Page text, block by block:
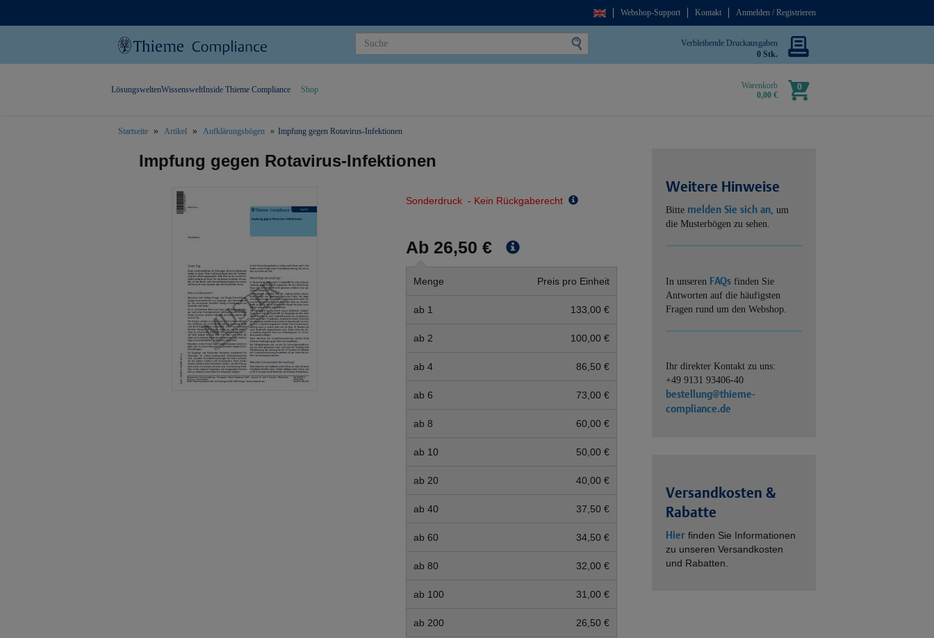
Webshop-Support Kontakt Anmelden / Registrieren
Verbleibende Druckausgaben
0 Stk.
Warenkorb
0,00 €
0
LösungsweltenWissensweltInside Thieme Compliance Shop
Startseite Artikel Aufklärungsbögen Impfung gegen Rotavirus-Infektionen
Impfung gegen Rotavirus-Infektionen
Sonderdruck - Kein Rückgaberecht
Ab 26,50 €
Menge Preis pro Einheit
ab 1 133,00 €
ab 2 100,00 €
ab 4 86,50 €
ab 6 73,00 €
ab 8 60,00 €
ab 10 50,00 €
ab 20 40,00 €
ab 40 37,50 €
ab 60 34,50 €
ab 80 32,00 €
ab 100 31,00 €
ab 200 26,50 €
Weitere Hinweise
Bitte melden Sie sich an, um
die Musterbögen zu sehen.
In unseren FAQs finden Sie
Antworten auf die häufigsten
Fragen rund um den Webshop.
Ihr direkter Kontakt zu uns:
+49 9131 93406-40
bestellung@thieme-
compliance.de
Versandkosten &
Rabatte
Hier finden Sie Informationen
zu unseren Versandkosten
und Rabatten.